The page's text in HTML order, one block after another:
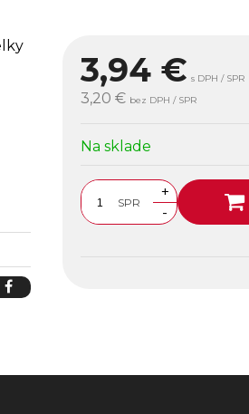
3,94 € s DPH / SPR
3,20 € bez DPH / SPR
Na sklade
SPR
+
-